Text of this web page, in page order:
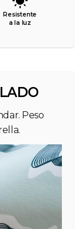
Resistente
a la luz
Peso